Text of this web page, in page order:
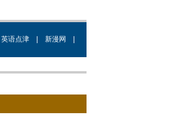
英语点津 新漫网